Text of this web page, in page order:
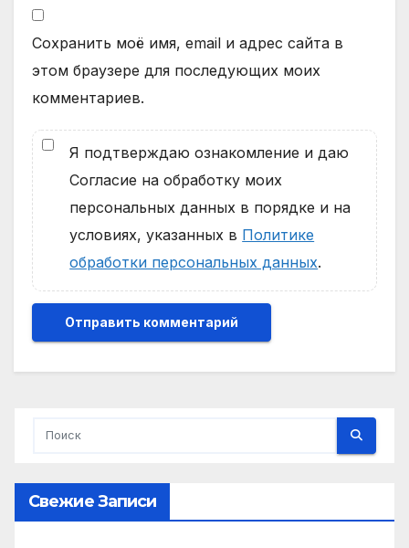
Сохранить моё имя, email и адрес сайта в
этом браузере для последующих моих
комментариев.
Я подтверждаю ознакомление и даю
Согласие на обработку моих
персональных данных в порядке и на
условиях, указанных в Политике
обработки персональных данных.
Свежие Записи